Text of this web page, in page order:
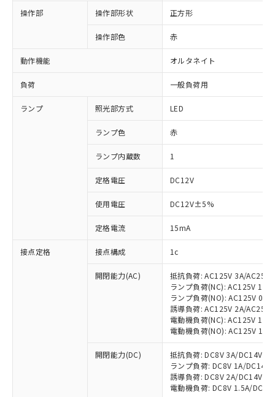
操作部 操作部形状 正方形
操作部色 赤
動作機能 オルタネイト
負荷 一般負荷用
ランプ 照光部方式 LED
ランプ色 赤
ランプ内蔵数 1
定格電圧 DC12V
使用電圧 DC12V±5%
定格電流 15mA
接点定格 接点構成 1c
開閉能力(AC)
抵抗負荷: AC125V 3A/
ランプ負荷(NC): AC125V 1A/
ランプ負荷(NO): AC125V
誘導負荷: AC125V 2A/
電動機負荷(NC): AC125V
電動機負荷(NO): AC125V 1A/
開閉能力(DC)
抵抗負荷: DC8V 3A/DC14V
ランプ負荷: DC8V 1A/
誘導負荷: DC8V 2A/DC14V
電動機負荷: DC8V 1.5A/